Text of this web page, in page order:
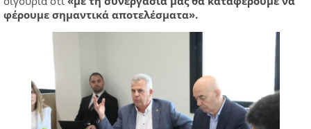
φέρουμε σημαντικά αποτελέσματα».